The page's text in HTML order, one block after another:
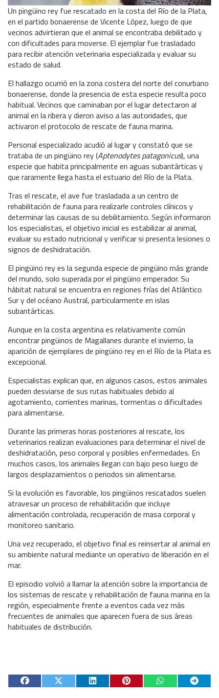
Un pingüino rey fue rescatado en la costa del Río de la Plata,
en el partido bonaerense de Vicente López, luego de que
vecinos advirtieran que el animal se encontraba debilitado y
con dificultades para moverse. El ejemplar fue trasladado
para recibir atención veterinaria especializada y evaluar su
estado de salud.
El hallazgo ocurrió en la zona costera del norte del conurbano
bonaerense, donde la presencia de esta especie resulta poco
habitual. Vecinos que caminaban por el lugar detectaron al
animal en la ribera y dieron aviso a las autoridades, que
activaron el protocolo de rescate de fauna marina.
Personal especializado acudió al lugar y constató que se
trataba de un pingüino rey (Aptenodytes patagonicus), una
especie que habita principalmente en aguas subantárticas y
que raramente llega hasta el estuario del Río de la Plata.
Tras el rescate, el ave fue trasladada a un centro de
rehabilitación de fauna para realizarle controles clínicos y
determinar las causas de su debilitamiento. Según informaron
los especialistas, el objetivo inicial es estabilizar al animal,
evaluar su estado nutricional y verificar si presenta lesiones o
signos de deshidratación.
El pingüino rey es la segunda especie de pingüino más grande
del mundo, solo superada por el pingüino emperador. Su
hábitat natural se encuentra en regiones frías del Atlántico
Sur y del océano Austral, particularmente en islas
subantárticas.
Aunque en la costa argentina es relativamente común
encontrar pingüinos de Magallanes durante el invierno, la
aparición de ejemplares de pingüino rey en el Río de la Plata es
excepcional.
Especialistas explican que, en algunos casos, estos animales
pueden desviarse de sus rutas habituales debido al
agotamiento, corrientes marinas, tormentas o dificultades
para alimentarse.
Durante las primeras horas posteriores al rescate, los
veterinarios realizan evaluaciones para determinar el nivel de
deshidratación, peso corporal y posibles enfermedades. En
muchos casos, los animales llegan con bajo peso luego de
largos desplazamientos o periodos sin alimentarse.
Si la evolución es favorable, los pingüinos rescatados suelen
atravesar un proceso de rehabilitación que incluye
alimentación controlada, recuperación de masa corporal y
monitoreo sanitario.
Una vez recuperado, el objetivo final es reinsertar al animal en
su ambiente natural mediante un operativo de liberación en el
mar.
El episodio volvió a llamar la atención sobre la importancia de
los sistemas de rescate y rehabilitación de fauna marina en la
región, especialmente frente a eventos cada vez más
frecuentes de animales que aparecen fuera de sus áreas
habituales de distribución.